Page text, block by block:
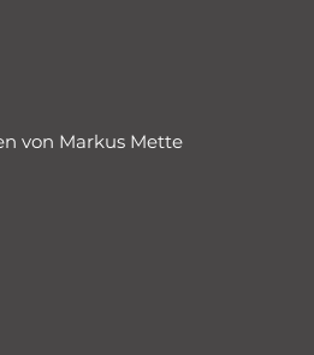
von Markus Mette